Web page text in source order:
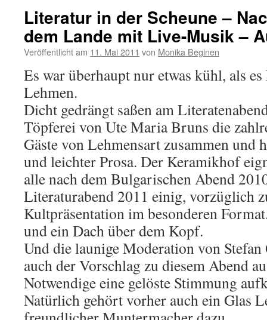
Literatur in der Scheune –
dem Lande mit Live-Musik –
Veröffentlicht am 11. Mai 2011 von Monika Beginen
Es war überhaupt nur etwas kühl, als
Lehmen.
Dicht gedrängt saßen am
Töpferei von Ute Maria Bruns die
Gäste von Lehmensart zusammen
und leichter Prosa. Der Keramikhof
alle nach dem Bulgarischen Abend
Literaturabend 2011 einig, vorzüglich
Kultpräsentation im besonderen
und ein Dach über dem Kopf.
Und die launige Moderation von
auch der Vorschlag zu diesem Abend
Notwendige eine gelöste Stimmung
Natürlich gehört vorher auch ein Glas